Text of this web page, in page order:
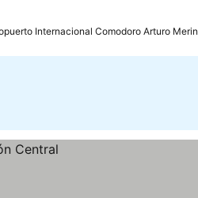
Internacional Comodoro Arturo